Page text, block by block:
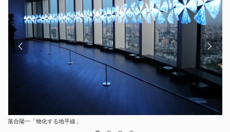
落合陽⼀「物化する地平線」
ブレードが高速回転中
高速回転中のブレードに映像が投影され、人は光の残像を見ている
画面左：落合陽⼀氏